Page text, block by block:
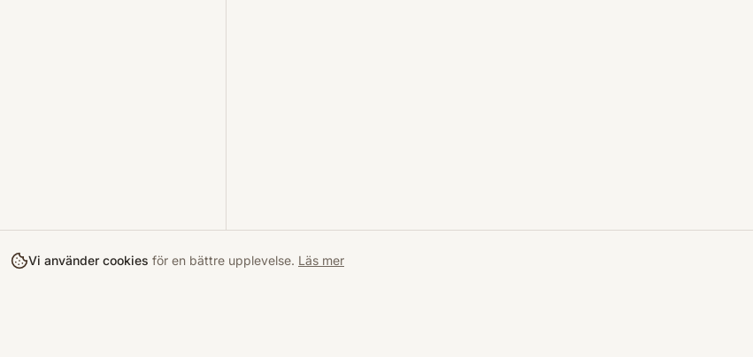
Vi använder cookies för en bättre upplevelse. Läs mer